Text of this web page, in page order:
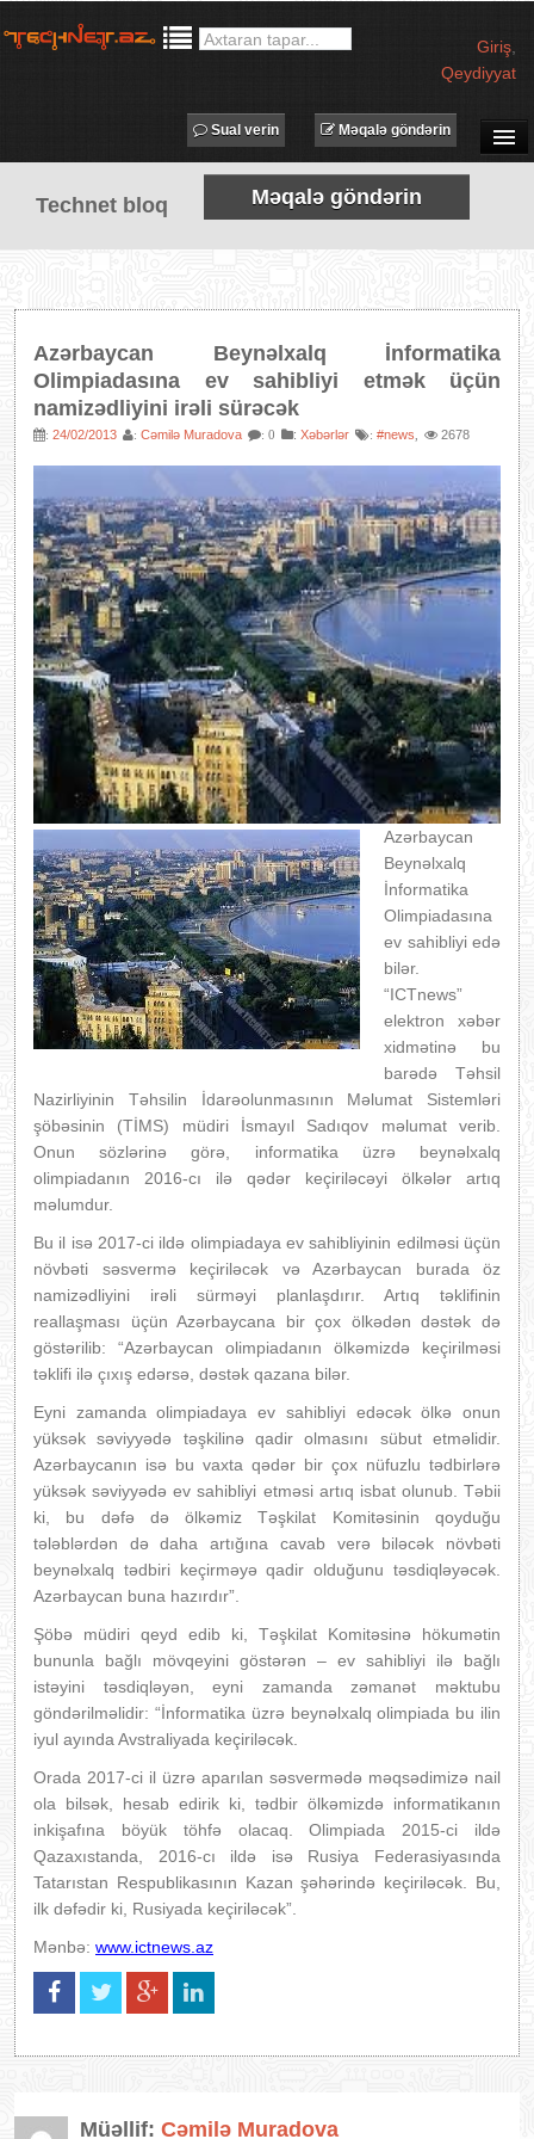
Giriş
Qeydiyyat
SUAL-CAVAB
TECHNET TV
MƏQALƏLƏR
PROQRAMLAR
IT LÜĞƏT
Məqalə göndərin
Sual verin
Technet bloq Məqalə göndərin
Azərbaycan Beynəlxalq İnformatika
Olimpiadasına ev sahibliyi etmək üçün
namizədliyini irəli sürəcək
: 24/02/2013 : Cəmilə Muradova : 0 : Xəbərlər : #news 2678
Azərbaycan
Beynəlxalq
İnformatika
Olimpiadasına
ev sahibliyi edə
bilər.
“ICTnews”
elektron xəbər
xidmətinə bu
barədə Təhsil
Nazirliyinin Təhsilin İdarəolunmasının Məlumat Sistemləri
şöbəsinin (TİMS) müdiri İsmayıl Sadıqov məlumat verib.
Onun sözlərinə görə, informatika üzrə beynəlxalq
olimpiadanın 2016-cı ilə qədər keçiriləcəyi ölkələr artıq
məlumdur.
Bu il isə 2017-ci ildə olimpiadaya ev sahibliyinin edilməsi üçün
növbəti səsvermə keçiriləcək və Azərbaycan burada öz
namizədliyini irəli sürməyi planlaşdırır. Artıq təklifinin
reallaşması üçün Azərbaycana bir çox ölkədən dəstək də
göstərilib: “Azərbaycan olimpiadanın ölkəmizdə keçirilməsi
təklifi ilə çıxış edərsə, dəstək qazana bilər.
Eyni zamanda olimpiadaya ev sahibliyi edəcək ölkə onun
yüksək səviyyədə təşkilinə qadir olmasını sübut etməlidir.
Azərbaycanın isə bu vaxta qədər bir çox nüfuzlu tədbirlərə
yüksək səviyyədə ev sahibliyi etməsi artıq isbat olunub. Təbii
ki, bu dəfə də ölkəmiz Təşkilat Komitəsinin qoyduğu
tələblərdən də daha artığına cavab verə biləcək növbəti
beynəlxalq tədbiri keçirməyə qadir olduğunu təsdiqləyəcək.
Azərbaycan buna hazırdır”.
Şöbə müdiri qeyd edib ki, Təşkilat Komitəsinə hökumətin
bununla bağlı mövqeyini göstərən – ev sahibliyi ilə bağlı
istəyini təsdiqləyən, eyni zamanda zəmanət məktubu
göndərilməlidir: “İnformatika üzrə beynəlxalq olimpiada bu ilin
iyul ayında Avstraliyada keçiriləcək.
Orada 2017-ci il üzrə aparılan səsvermədə məqsədimizə nail
ola bilsək, hesab edirik ki, tədbir ölkəmizdə informatikanın
inkişafına böyük töhfə olacaq. Olimpiada 2015-ci ildə
Qazaxıstanda, 2016-cı ildə isə Rusiya Federasiyasında
Tatarıstan Respublikasının Kazan şəhərində keçiriləcək. Bu,
ilk dəfədir ki, Rusiyada keçiriləcək”.
Mənbə: www.ictnews.az
Müəllif: Cəmilə Muradova